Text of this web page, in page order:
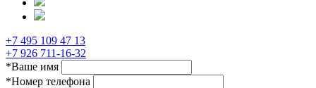
+7 495 109 47 13
+7 926 711-16-32
*Ваше имя
*Номер телефона